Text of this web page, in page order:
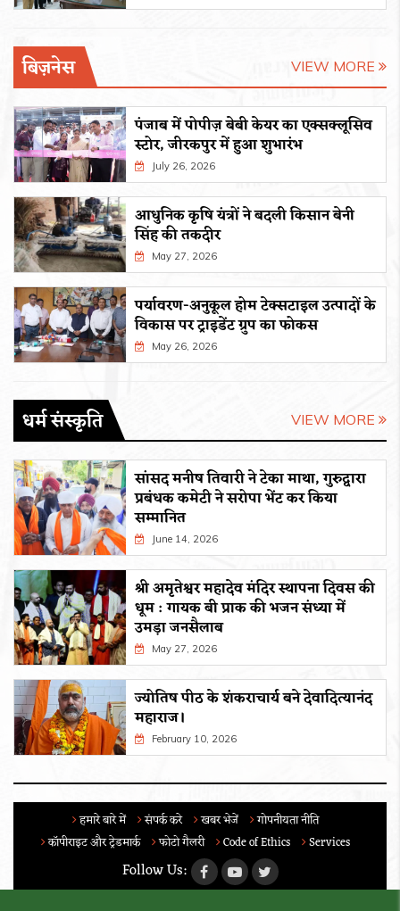
बिज़नेस VIEW MORE
पंजाब में पोपीज़ बेबी केयर का एक्सक्लूसिव
स्टोर, जीरकपुर में हुआ शुभारंभ
July 26, 2026
आधुनिक कृषि यंत्रों ने बदली किसान बेनी
सिंह की तकदीर
May 27, 2026
पर्यावरण-अनुकूल होम टेक्सटाइल उत्पादों के
विकास पर ट्राइडेंट ग्रुप का फोकस
May 26, 2026
धर्म संस्कृति VIEW MORE
सांसद मनीष तिवारी ने टेका माथा, गुरुद्वारा
प्रबंधक कमेटी ने सरोपा भेंट कर किया
सम्मानित
June 14, 2026
श्री अमृतेश्वर महादेव मंदिर स्थापना दिवस की
धूम : गायक बी प्राक की भजन संध्या में
उमड़ा जनसैलाब
May 27, 2026
ज्योतिष पीठ के शंकराचार्य बने देवादित्यानंद
महाराज।
February 10, 2026
हमारे बारे में संपर्क करे खबर भेजें
गोपनीयता नीति
कॉपीराइट और ट्रेडमार्क
फोटो गैलरी Code of Ethics Services
Follow Us: